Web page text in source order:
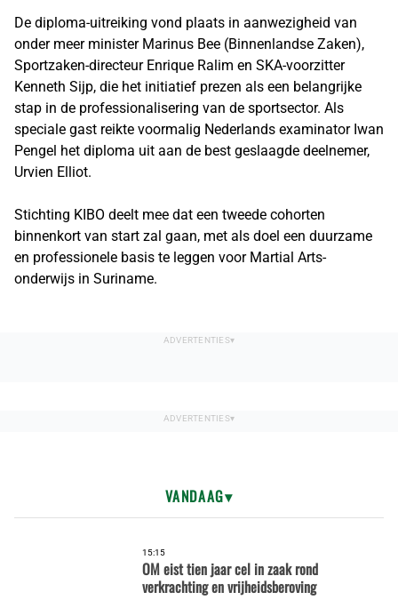
De diploma-uitreiking vond plaats in aanwezigheid van
onder meer minister Marinus Bee (Binnenlandse Zaken),
Sportzaken-directeur Enrique Ralim en SKA-voorzitter
Kenneth Sijp, die het initiatief prezen als een belangrijke
stap in de professionalisering van de sportsector. Als
speciale gast reikte voormalig Nederlands examinator Iwan
Pengel het diploma uit aan de best geslaagde deelnemer,
Urvien Elliot.
Stichting KIBO deelt mee dat een tweede cohorten
binnenkort van start zal gaan, met als doel een duurzame
en professionele basis te leggen voor Martial Arts-
onderwijs in Suriname.
VANDAAG
15:15
OM eist tien jaar cel in zaak rond
verkrachting en vrijheidsberoving